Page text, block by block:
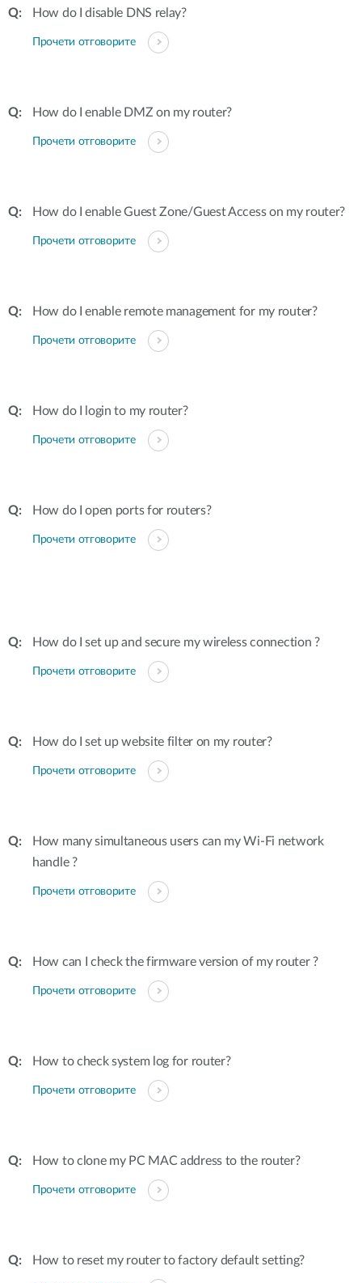
How do I disable DNS relay?
Прочети отговорите
How do I enable DMZ on my router?
Прочети отговорите
How do I enable Guest Zone/Guest Access on my router?
Прочети отговорите
How do I enable remote management for my router?
Прочети отговорите
How do I login to my router?
Прочети отговорите
How do I open ports for routers?
Прочети отговорите
How do I set up and secure my wireless connection ?
Прочети отговорите
How do I set up website filter on my router?
Прочети отговорите
How many simultaneous users can my Wi-Fi network
handle ?
Прочети отговорите
How can I check the firmware version of my router ?
Прочети отговорите
How to check system log for router?
Прочети отговорите
How to clone my PC MAC address to the router?
Прочети отговорите
How to reset my router to factory default setting?